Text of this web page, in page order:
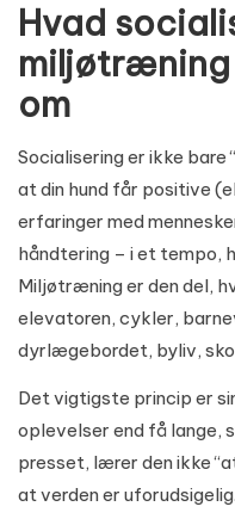
Hvad
om
Socialisering er ikke bare
at din hund får positive
erfaringer med
håndtering – i et tempo,
Miljøtræning er den del,
elevatoren, cykler,
dyrlægebordet, byliv,
Det vigtigste princip er
oplevelser end få lange,
presset, lærer den ikke
at verden er uforudsigelig.